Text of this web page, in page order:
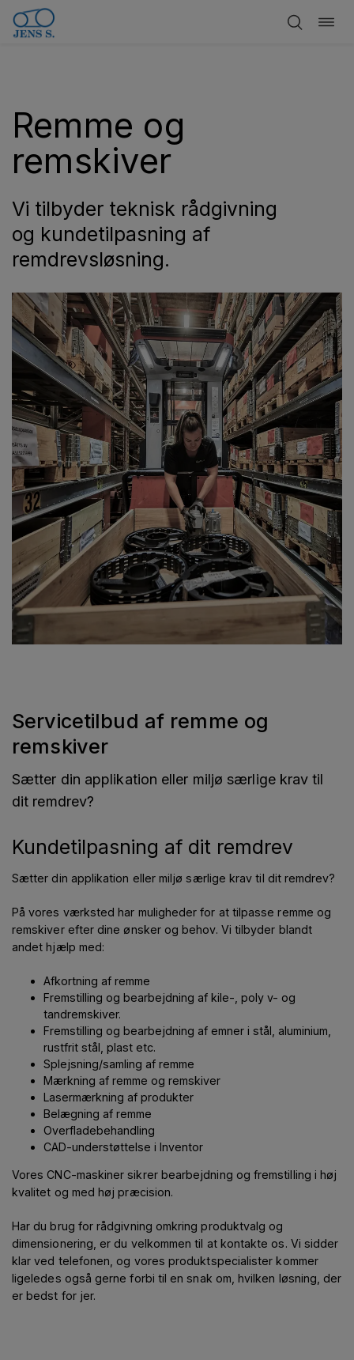
Spring
Skift
Remme og
remskiver
Vi tilbyder teknisk rådgivning
og kundetilpasning af
remdrevsløsning.
Servicetilbud af remme og
remskiver
Sætter din applikation eller miljø særlige krav til
dit remdrev?
Kundetilpasning af dit remdrev
Sætter din applikation eller miljø særlige krav til dit remdrev?
På vores værksted har muligheder for at tilpasse remme og
remskiver efter dine ønsker og behov. Vi tilbyder blandt
andet hjælp med:
Afkortning af remme
Fremstilling og bearbejdning af kile-, poly v- og
tandremskiver.
Fremstilling og bearbejdning af emner i stål, aluminium,
rustfrit stål, plast etc.
Splejsning/samling af remme
Mærkning af remme og remskiver
Lasermærkning af produkter
Belægning af remme
Overfladebehandling
CAD-understøttelse i Inventor
Vores CNC-maskiner sikrer bearbejdning og fremstilling i høj
kvalitet og med høj præcision.
Har du brug for rådgivning omkring produktvalg og
dimensionering, er du velkommen til at kontakte os. Vi sidder
klar ved telefonen, og vores produktspecialister kommer
ligeledes også gerne forbi til en snak om, hvilken løsning, der
er bedst for jer.